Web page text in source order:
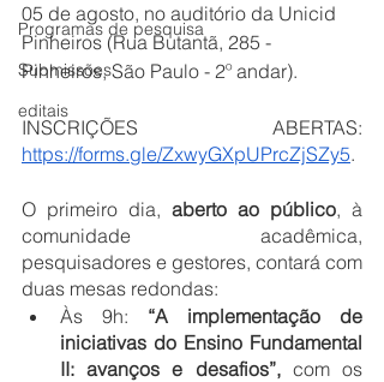
Programas de pesquisa
Submissões
editais
05 de agosto, no auditório da Unicid
Pinheiros (Rua Butantã, 285 -
Pinheiros, São Paulo - 2º andar).
https://forms.gle/ZxwyGXpUPrcZjSZy5.
O primeiro dia, aberto ao público, à
comunidade acadêmica,
pesquisadores e gestores, contará com
duas mesas redondas:
Às 9h: “A implementação de
iniciativas do Ensino Fundamental
II: avanços e desafios”, com os